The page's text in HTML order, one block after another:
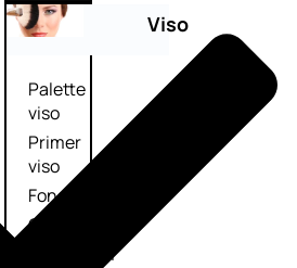
Viso
Palette
viso
Primer
viso
Fondotinta
Cipria
Fard/Blush